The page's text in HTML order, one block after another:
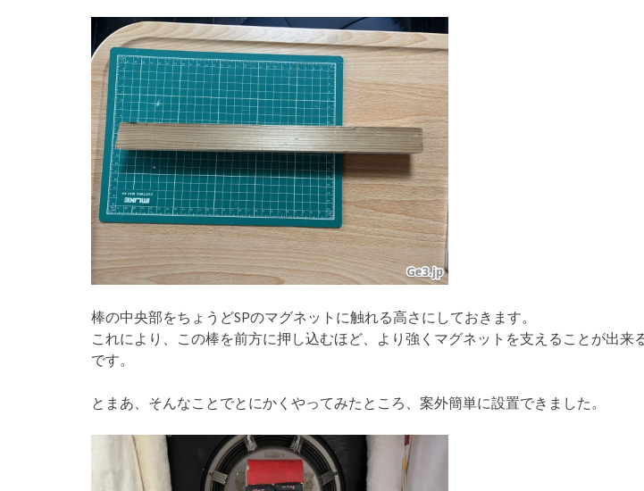
棒の中央部をちょうどSPのマグネットに触れる高さにしておきます。
これにより、この棒を前方に押し込むほど、より強くマグネットを支えることが出来
です。
とまあ、そんなことでとにかくやってみたところ、案外簡単に設置できました。